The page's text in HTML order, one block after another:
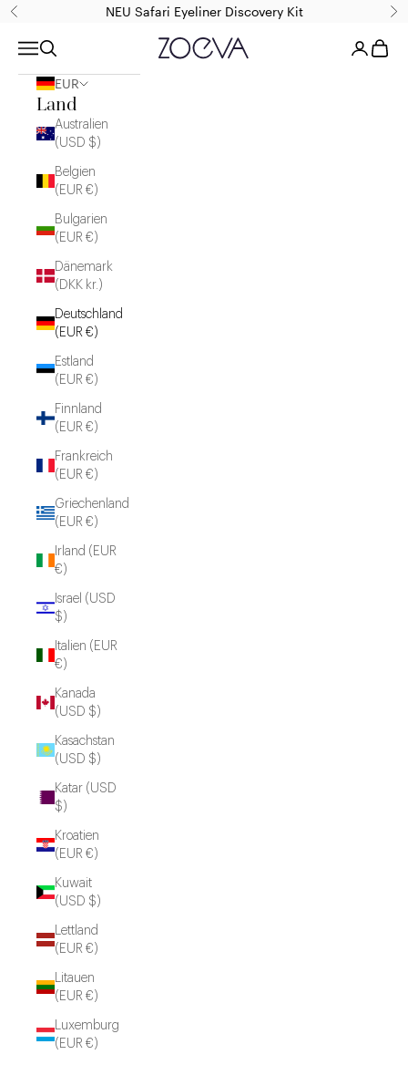
Zum Inhalt springen
Zurück NEU Safari Eyeliner Discovery Kit Vor
ZOEVA Cosmetics
Menü
Suchen Anmelden
EUR
Land
Australien
(USD $)
Belgien
(EUR €)
Bulgarien
(EUR €)
Dänemark
(DKK kr.)
Deutschland
(EUR €)
Estland
(EUR €)
Finnland
(EUR €)
Frankreich
(EUR €)
Griechenland
(EUR €)
Irland (EUR
€)
Israel (USD
$)
Italien (EUR
€)
Kanada
(USD $)
Kasachstan
(USD $)
Katar (USD
$)
Kroatien
(EUR €)
Kuwait
(USD $)
Lettland
(EUR €)
Litauen
(EUR €)
Luxemburg
(EUR €)